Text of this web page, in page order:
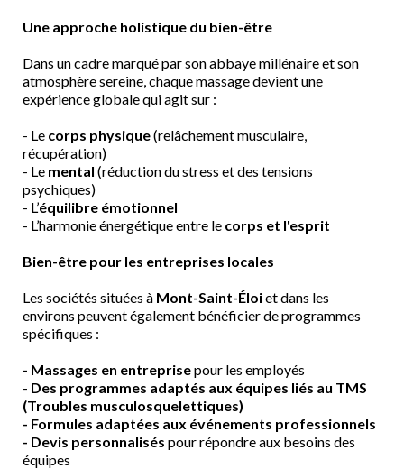
Une approche holistique du bien-être
Dans un cadre marqué par son abbaye millénaire et son
atmosphère sereine, chaque massage devient une
expérience globale qui agit sur :
- Le corps physique(relâchement musculaire,
récupération)
- Le mental (réduction du stress et des tensions
psychiques)
- L’équilibre émotionnel
- L’harmonie énergétique entre le corps et l'esprit
Bien-être pour les entreprises locales
Les sociétés situées à Mont-Saint-Éloiet dans les
environs peuvent également bénéficier de programmes
spécifiques :
- Massages en entreprisepour les employés
- Des programmes adaptés aux équipes liés au TMS
(Troubles musculosquelettiques)
- Formules adaptées aux événements professionnels
- Devis personnalisés pour répondre aux besoins des
équipes